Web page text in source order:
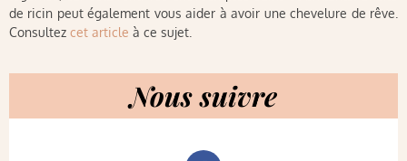
de ricin peut également vous aider à avoir une chevelure de rêve.
Consultez cet article à ce sujet.
Nous suivre